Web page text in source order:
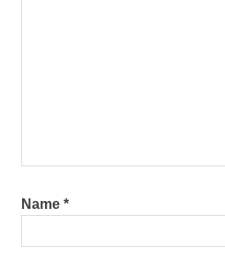
Name *